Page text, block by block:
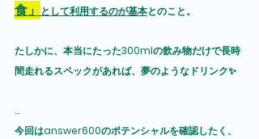
食」 として利用するのが基本とのこと。
たしかに、本当にたった300mlの飲み物だけで長時
間走れるスペックがあれば、夢のようなドリンク✨
...
今回はanswer600のポテンシャルを確認したく、